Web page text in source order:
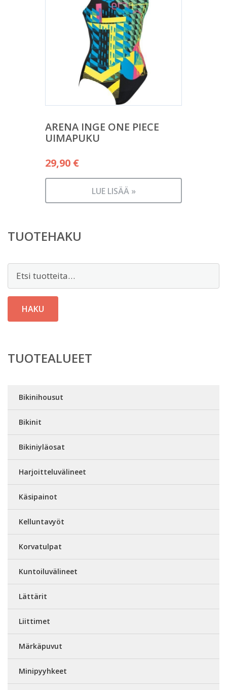
ARENA INGE ONE PIECE
UIMAPUKU
29,90 €
LUE LISÄÄ »
TUOTEHAKU
Etsi:
HAKU
TUOTEALUEET
Bikinihousut
Bikinit
Bikiniyläosat
Harjoitteluvälineet
Käsipainot
Kelluntavyöt
Korvatulpat
Kuntoiluvälineet
Lättärit
Liittimet
Märkäpuvut
Minipyyhkeet